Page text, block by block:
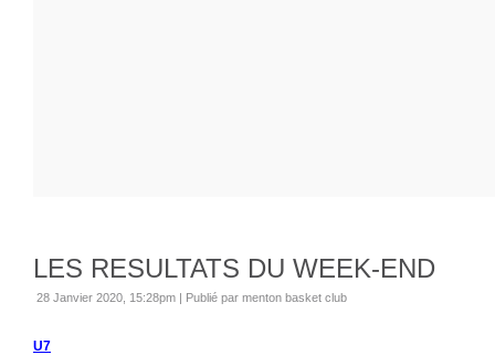
LES RESULTATS DU WEEK-END
28 Janvier 2020, 15:28pm | Publié par menton basket club
U7